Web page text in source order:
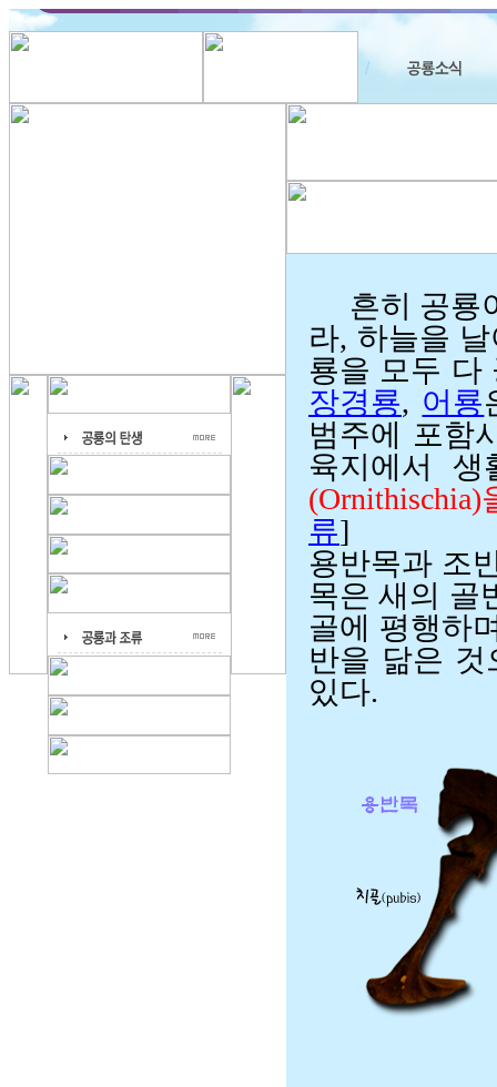
흔히 공룡
라, 하늘을
룡을 모두 다
장경룡, 어룡
범주에 포함
육지에서
류]
용반목과 조
목은 새의 골
골에 평행하
반을 닮은 것
있다.